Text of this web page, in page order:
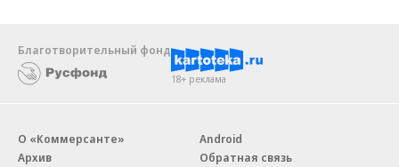
Благотворительный фонд
18+ реклама
О «Коммерсанте»
Архив
Android
Обратная связь